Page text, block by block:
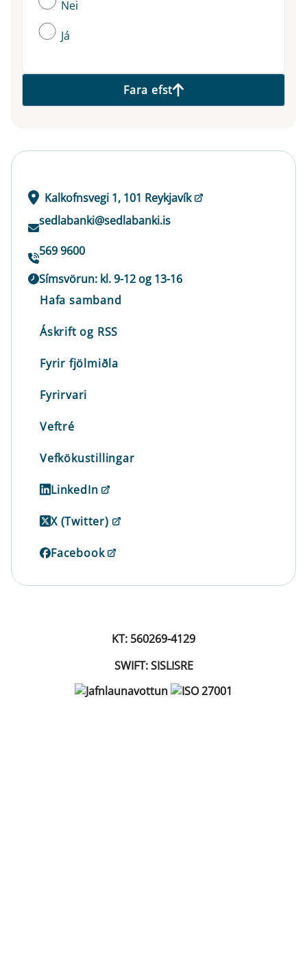
Nei
Já
Fara efst
Kalkofnsvegi 1, 101 Reykjavík
sedlabanki@sedlabanki.is
569 9600
Símsvörun: kl. 9-12 og 13-16
Hafa samband
Áskrift og RSS
Fyrir fjölmiðla
Fyrirvari
Veftré
Vefkökustillingar
LinkedIn
X (Twitter)
Facebook
KT: 560269-4129
SWIFT: SISLISRE